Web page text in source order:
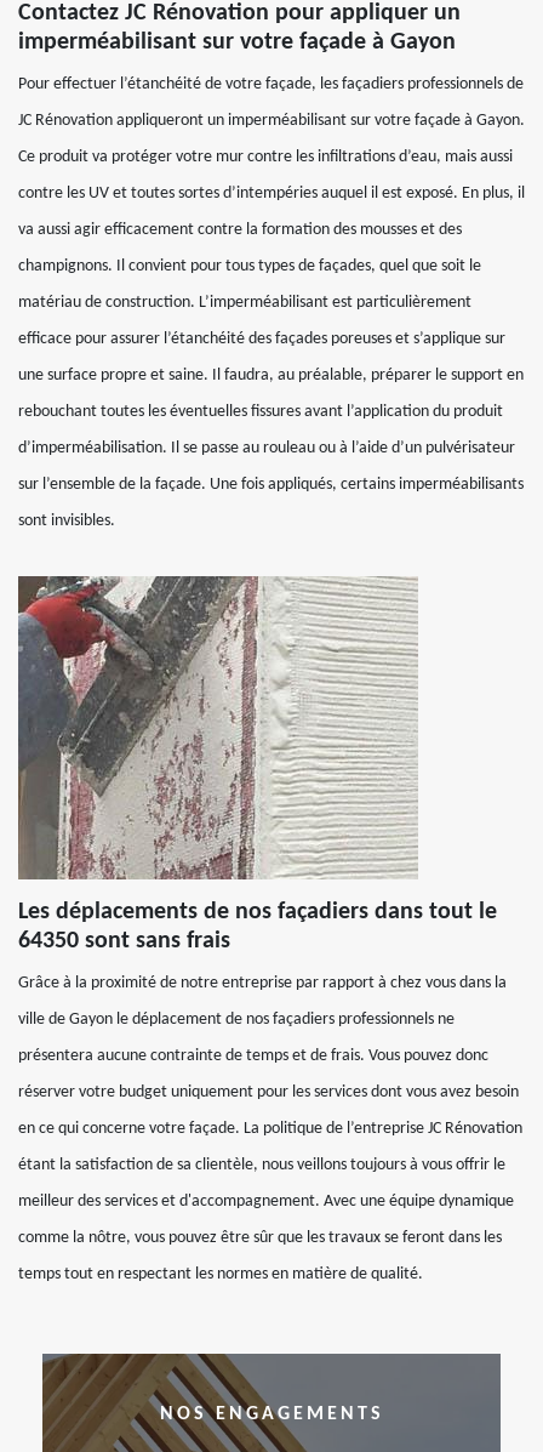
Contactez JC Rénovation pour appliquer un
imperméabilisant sur votre façade à Gayon
Pour effectuer l’étanchéité de votre façade, les façadiers professionnels de
JC Rénovation appliqueront un imperméabilisant sur votre façade à Gayon.
Ce produit va protéger votre mur contre les infiltrations d’eau, mais aussi
contre les UV et toutes sortes d’intempéries auquel il est exposé. En plus, il
va aussi agir efficacement contre la formation des mousses et des
champignons. Il convient pour tous types de façades, quel que soit le
matériau de construction. L’imperméabilisant est particulièrement
efficace pour assurer l’étanchéité des façades poreuses et s’applique sur
une surface propre et saine. Il faudra, au préalable, préparer le support en
rebouchant toutes les éventuelles fissures avant l’application du produit
d’imperméabilisation. Il se passe au rouleau ou à l’aide d’un pulvérisateur
sur l’ensemble de la façade. Une fois appliqués, certains imperméabilisants
sont invisibles.
Les déplacements de nos façadiers dans tout le
64350 sont sans frais
Grâce à la proximité de notre entreprise par rapport à chez vous dans la
ville de Gayon le déplacement de nos façadiers professionnels ne
présentera aucune contrainte de temps et de frais. Vous pouvez donc
réserver votre budget uniquement pour les services dont vous avez besoin
en ce qui concerne votre façade. La politique de l’entreprise JC Rénovation
étant la satisfaction de sa clientèle, nous veillons toujours à vous offrir le
meilleur des services et d'accompagnement. Avec une équipe dynamique
comme la nôtre, vous pouvez être sûr que les travaux se feront dans les
temps tout en respectant les normes en matière de qualité.
NOS ENGAGEMENTS